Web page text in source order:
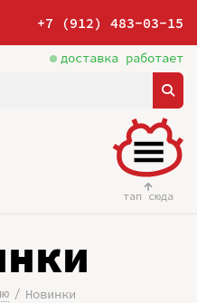
+7 (912) 483-03-15
доставка работает
тап сюда
Новинки